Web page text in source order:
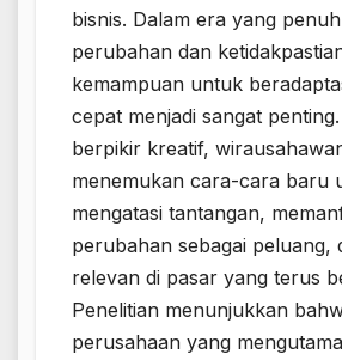
bisnis. Dalam era yang
perubahan dan
kemampuan untuk
cepat menjadi sangat
berpikir kreatif,
menemukan cara-cara baru
mengatasi tantangan,
perubahan sebagai peluang,
relevan di pasar yang terus
Penelitian menunjukkan
perusahaan yang